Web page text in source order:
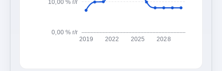
0,00 % г/г
10,00 % г/г
2019 2022 2025 2028